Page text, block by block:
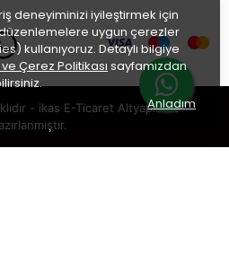
deneyiminizi iyileştirmek için
uygun çerezler
kullanıyoruz. Detaylı bilgiye
Çerez Politikası sayfamızdan
Anladım
- ikas E-Ticaret Altyapısı ile